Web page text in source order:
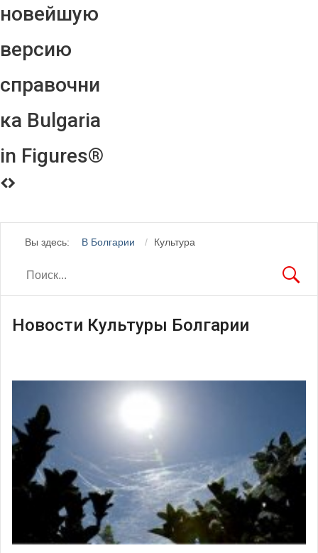
новейшую
версию
справочни
ка Bulgaria
in Figures®
Вы здесь: В Болгарии Культура
Новости Культуры Болгарии